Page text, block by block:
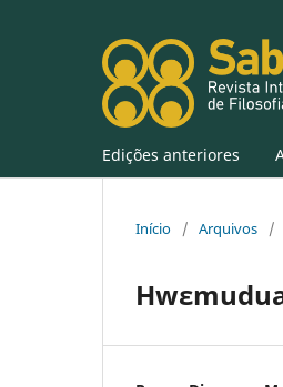
Edições anteriores
Início / Arquivos /